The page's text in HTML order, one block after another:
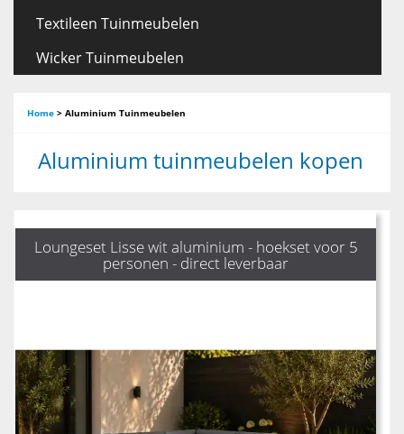
Textileen Tuinmeubelen
Wicker Tuinmeubelen
Home > Aluminium Tuinmeubelen
Aluminium tuinmeubelen kopen
Loungeset Lisse wit aluminium - hoekset voor 5
personen - direct leverbaar